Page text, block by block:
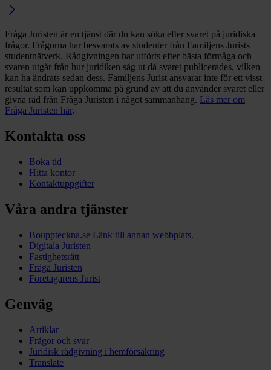
Fråga Juristen är en tjänst där du kan söka efter svaret på juridiska
frågor. Frågorna har besvarats av studenter från Familjens Jurists
studentnätverk. Rådgivningen har utförts efter bästa förmåga och
svaren utgår från hur juridiken såg ut då svaret publicerades, vilken
kan ha ändrats sedan dess. Familjens Jurist ansvarar inte för ett visst
resultat som kan uppkomma på grund av att du använder svaret eller
givna råd från Fråga Juristen i något sammanhang. Läs mer om
Fråga Juristen här.
Kontakta oss
Boka tid
Hitta kontor
Kontaktuppgifter
Våra andra tjänster
Bouppteckna.se Länk till annan webbplats.
Digitala Juristen
Fastighetsrätt
Fråga Juristen
Företagarens Jurist
Genväg
Artiklar
Frågor och svar
Juridisk rådgivning i hemförsäkring
Translate